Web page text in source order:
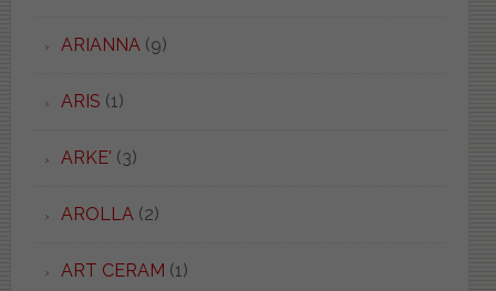
ARIANNA(9)
ARIS (1)
ARKE' (3)
AROLLA(2)
ART CERAM (1)